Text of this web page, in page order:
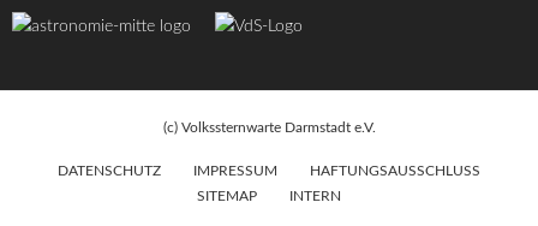
(c) Volkssternwarte Darmstadt e.V.
DATENSCHUTZ IMPRESSUM
HAFTUNGSAUSSCHLUSS
SITEMAP
INTERN